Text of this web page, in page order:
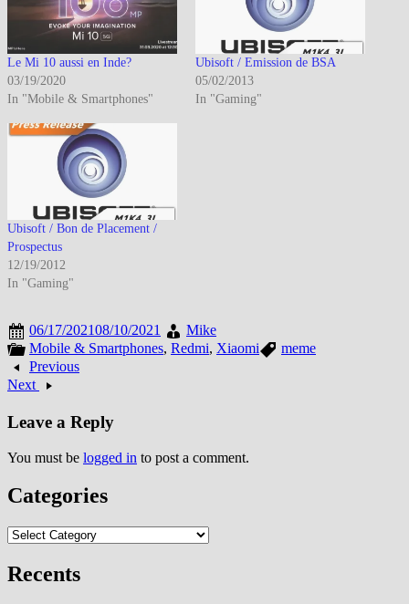
Le Mi 10 aussi en Inde?
03/19/2020
In "Mobile & Smartphones"
Ubisoft / Emission de BSA
05/02/2013
In "Gaming"
Ubisoft / Bon de Placement /
Prospectus
12/19/2012
In "Gaming"
06/17/202108/10/2021
Mike
Mobile & Smartphones, Redmi, Xiaomi
meme
Previous
Next
Leave a Reply
You must be logged in to post a comment.
Categories
Categories
Recents